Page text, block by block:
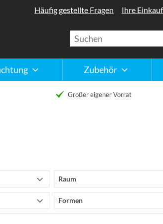
Zubehör
Häufig gestellte Fragen Ihre
Großer eigener Vorrat
Raum
Formen